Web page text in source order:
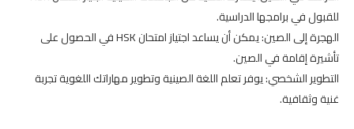
للقبول في برامجها الدراسية.
الهجرة إلى الصين: يمكن أن يساعد اجتياز امتحان HSK في الحصول على
تأشيرة إقامة في الصين.
التطوير الشخصي: يوفر تعلم اللغة الصينية وتطوير مهاراتك اللغوية تجربة
غنية وثقافية.